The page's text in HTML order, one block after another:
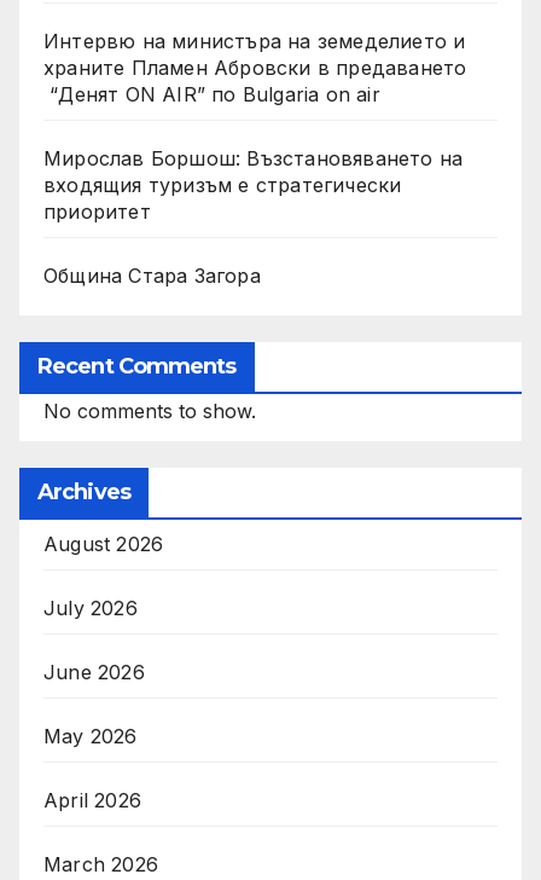
Интервю на министъра на земеделието и
храните Пламен Абровски в предаването
“Денят ON AIR” по Bulgaria on air
Мирослав Боршош: Възстановяването на
входящия туризъм е стратегически
приоритет
Община Стара Загора
Recent Comments
No comments to show.
Archives
August 2026
July 2026
June 2026
May 2026
April 2026
March 2026